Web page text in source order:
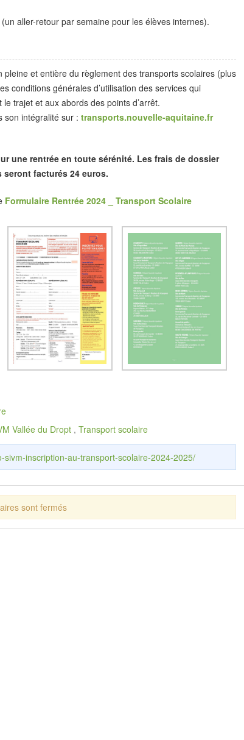
aller-retour par semaine pour les élèves internes).
pleine et entière du règlement des transports scolaires (plus
conditions générales d’utilisation des services qui
trajet et aux abords des points d’arrêt.
son intégralité sur : transports.nouvelle-aquitaine.fr
une rentrée en toute sérénité. Les frais de dossier
facturés 24 euros.
Formulaire Rentrée 2024 _ Transport Scolaire
Vallée du Dropt , Transport scolaire
sivm-inscription-au-transport-scolaire-2024-2025/
sont fermés